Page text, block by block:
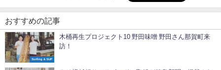
おすすめの記事
Surfing & SUP
木桶再生プロジェクト10 野田味噌 野田さん那賀町来
訪！